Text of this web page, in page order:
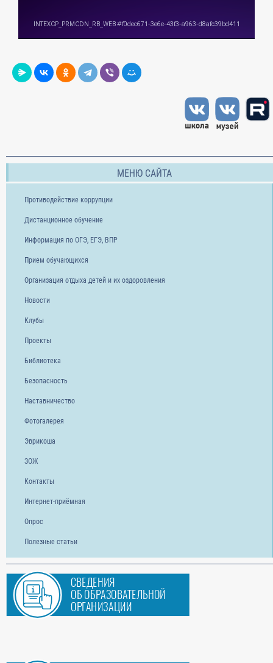
МЕНЮ САЙТА
Противодействие коррупции
Дистанционное обучение
Информация по ОГЭ, ЕГЭ, ВПР
Прием обучающихся
Организация отдыха детей и их оздоровления
Новости
Клубы
Проекты
Библиотека
Безопасность
Наставничество
Фотогалерея
Эврикоша
ЗОЖ
Контакты
Интернет-приёмная
Опрос
Полезные статьи